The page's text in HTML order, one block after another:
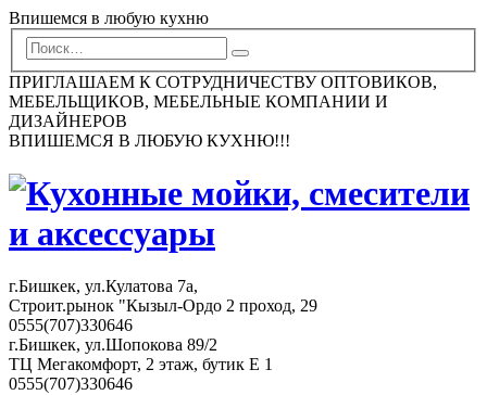
Впишемся в любую кухню
ПРИГЛАШАЕМ К СОТРУДНИЧЕСТВУ ОПТОВИКОВ,
МЕБЕЛЬЩИКОВ, МЕБЕЛЬНЫЕ КОМПАНИИ И
ДИЗАЙНЕРОВ
ВПИШЕМСЯ В ЛЮБУЮ КУХНЮ!!!
г.Бишкек, ул.Кулатова 7а,
Строит.рынок "Кызыл-Ордо 2 проход, 29
0555(707)330646
г.Бишкек, ул.Шопокова 89/2
ТЦ Мегакомфорт, 2 этаж, бутик Е 1
0555(707)330646